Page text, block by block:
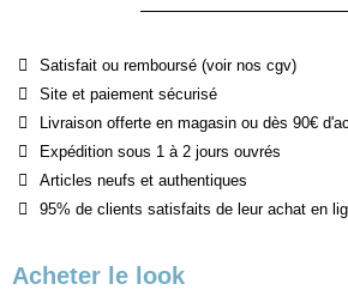
Satisfait ou remboursé (voir nos cgv)
Site et paiement sécurisé
Livraison offerte en magasin ou dès 90€
Expédition sous 1 à 2 jours ouvrés
Articles neufs et authentiques
95% de clients satisfaits de leur achat en
Acheter le look